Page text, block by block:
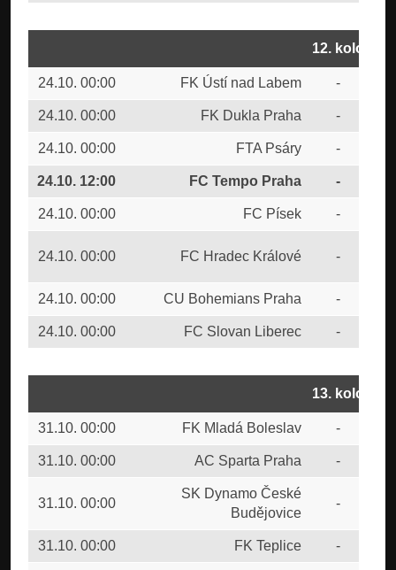
12. kolo
24.10. 00:00 FK Ústí nad Labem -
24.10. 00:00 FK Dukla Praha -
24.10. 00:00 FTA Psáry -
24.10. 12:00 FC Tempo Praha -
24.10. 00:00 FC Písek -
24.10. 00:00 FC Hradec Králové -
24.10. 00:00 CU Bohemians Praha -
24.10. 00:00 FC Slovan Liberec -
13. kolo
31.10. 00:00 FK Mladá Boleslav -
31.10. 00:00 AC Sparta Praha -
31.10. 00:00
SK Dynamo České
Budějovice
-
31.10. 00:00 FK Teplice -